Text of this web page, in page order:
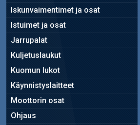
Iskunvaimentimet ja osat
Istuimet ja osat
Jarrupalat
Kuljetuslaukut
Kuomun lukot
Käynnistyslaitteet
Moottorin osat
Ohjaus